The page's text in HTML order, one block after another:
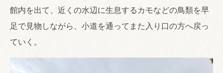
館内を出て、近くの水辺に生息するカモなどの鳥類を早
足で見物しながら、小道を通ってまた入り口の方へ戻っ
ていく。